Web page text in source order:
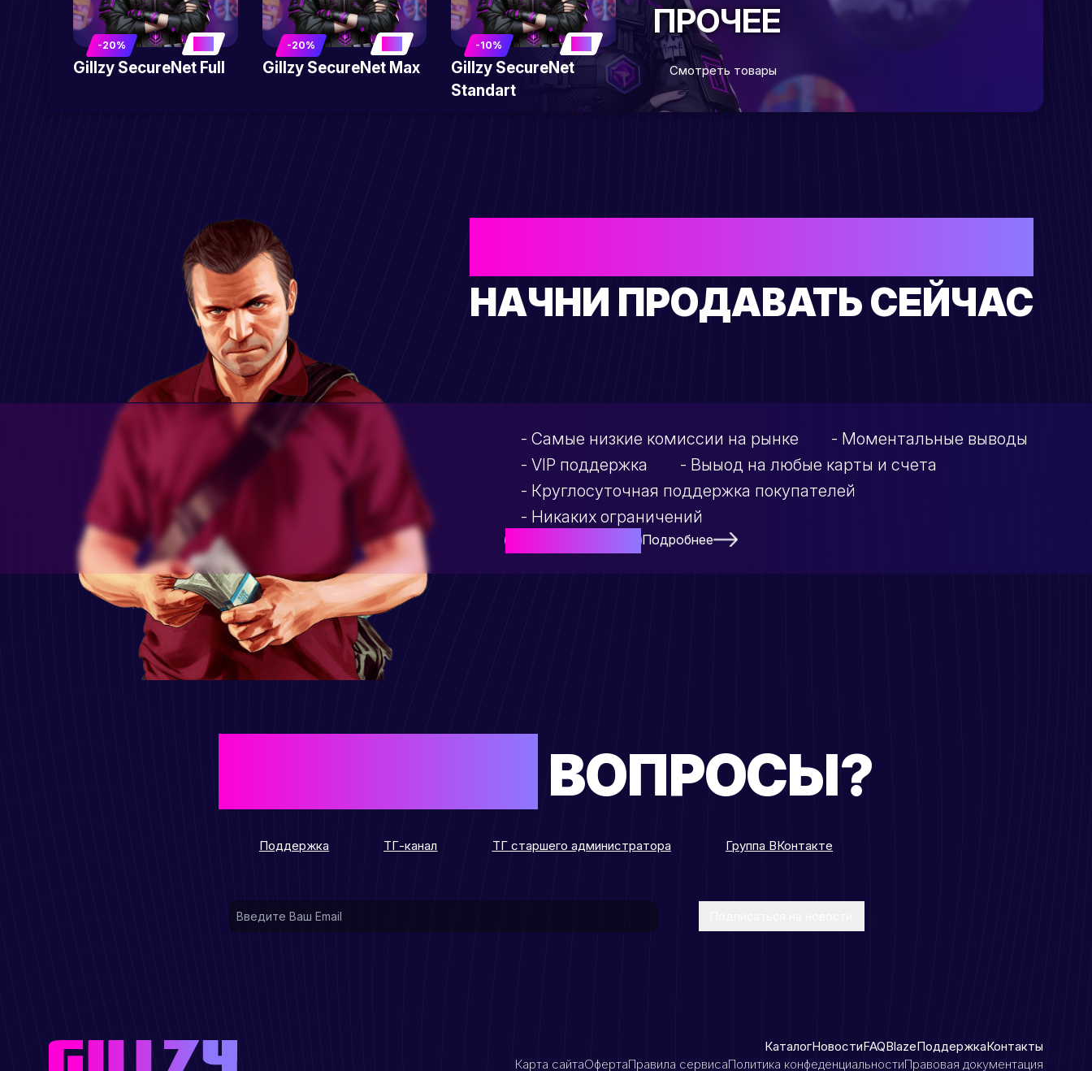
-20%
Gillzy SecureNet Full
-20%
Gillzy SecureNet Max
-10%
Gillzy SecureNet
Standart
ПРОЧЕЕ
Смотреть товары
НАЧНИ ПРОДАВАТЬ СЕЙЧАС
- Самые низкие комиссии на рынке
- Моментальные выводы
- VIP поддержка
- Выыод на любые карты и счета
- Круглосуточная поддержка покупателей
- Никаких ограничений
Подробнее
ВОПРОСЫ?
Поддержка ТГ-канал ТГ старшего администратора Группа ВКонтакте
КаталогНовостиFAQBlazeПоддержкаКонтакты
Карта сайтаОфертаПравила сервисаПолитика конфеденциальностиПравовая документация